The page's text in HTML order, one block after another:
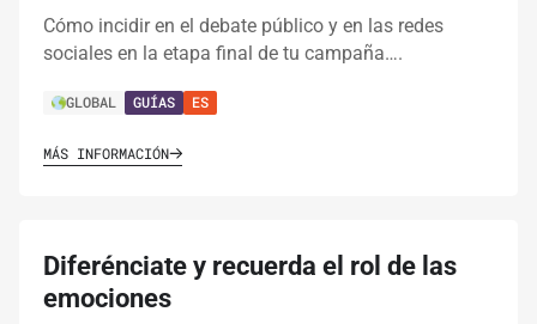
Cómo incidir en el debate público y en las redes
sociales en la etapa final de tu campaña….
GLOBAL GUÍAS ES
MÁS INFORMACIÓN
Diferénciate y recuerda el rol de las
emociones